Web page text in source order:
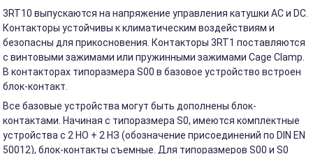
3RT10 выпускаются на напряжение управления катушки AC и DС.
Контакторы устойчивы к климатическим воздействиям и
безопасны для прикосновения. Контакторы 3RT1 поставляются
с винтовыми зажимами или пружинными зажимами Cage Clamp.
В контакторах типоразмера S00 в базовое устройство встроен
блок-контакт.
Все базовые устройства могут быть дополнены блок-
контактами. Начиная с типоразмера S0, имеются комплектные
устройства с 2 НО + 2 НЗ (обозначение присоединений по DIN EN
50012), блок-контакты съемные. Для типоразмеров S00 и S0